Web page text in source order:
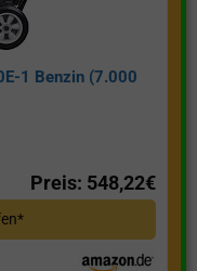
1 Benzin (7.000
Preis: 548,22€